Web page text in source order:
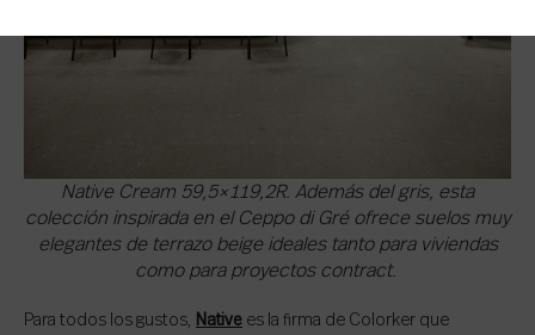
Native Cream 59,5×119,2R. Además del gris, esta
colección inspirada en el Ceppo di Gré ofrece suelos muy
elegantes de terrazo beige ideales tanto para viviendas
como para proyectos contract.
Para todos los gustos, Native es la firma de Colorker que